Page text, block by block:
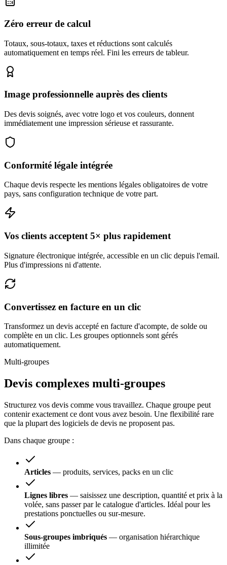
Zéro erreur de calcul
Totaux, sous-totaux, taxes et réductions sont calculés
automatiquement en temps réel. Fini les erreurs de tableur.
Image professionnelle auprès des clients
Des devis soignés, avec votre logo et vos couleurs, donnent
immédiatement une impression sérieuse et rassurante.
Conformité légale intégrée
Chaque devis respecte les mentions légales obligatoires de votre
pays, sans configuration technique de votre part.
Vos clients acceptent 5× plus rapidement
Signature électronique intégrée, accessible en un clic depuis l'email.
Plus d'impressions ni d'attente.
Convertissez en facture en un clic
Transformez un devis accepté en facture d'acompte, de solde ou
complète en un clic. Les groupes optionnels sont gérés
automatiquement.
Multi-groupes
Devis complexes multi-groupes
Structurez vos devis comme vous travaillez. Chaque groupe peut
contenir exactement ce dont vous avez besoin. Une flexibilité rare
que la plupart des logiciels de devis ne proposent pas.
Dans chaque groupe :
Articles — produits, services, packs en un clic
Lignes libres — saisissez une description, quantité et prix à la
volée, sans passer par le catalogue d'articles. Idéal pour les
prestations ponctuelles ou sur-mesure.
Sous-groupes imbriqués — organisation hiérarchique
illimitée